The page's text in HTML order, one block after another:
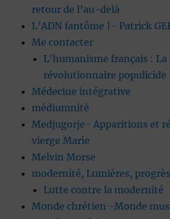
retour de l’au-delà
L’ADN fantôme |- Patrick
Me contacter
L’humanisme français : La
révolutionnaire populicide
Médecine intégrative
médiumnité
Medjugorje- Apparitions et
vierge Marie
Melvin Morse
modernité, Lumières,
Lutte contre la modernité
Monde chrétien -Monde